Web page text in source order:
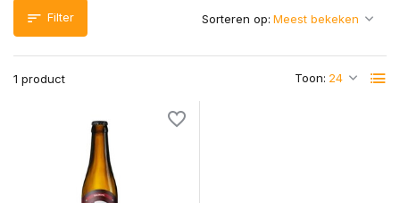
Filter
1 product Toon:
Sorteren op: